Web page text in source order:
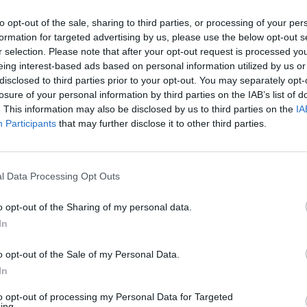
opt-out of the sale, sharing to third parties, or processing of your
for targeted advertising by us, please use the below opt-out
selection. Please note that after your opt-out request is processed
interest-based ads based on personal information utilized by us
to third parties prior to your opt-out. You may separately
of your personal information by third parties on the IAB’s list of
This information may also be disclosed by us to third parties on the
Participants that may further disclose it to other third parties.
Data Processing Opt Outs
opt-out of the Sharing of my personal data.
opt-out of the Sale of my Personal Data.
opt-out of processing my Personal Data for Targeted
euras Lietuvoje
(VVTAT)
Nors teigė, kad šaudmenų pakankamai –
Žinios Pasaulis
00:00:29